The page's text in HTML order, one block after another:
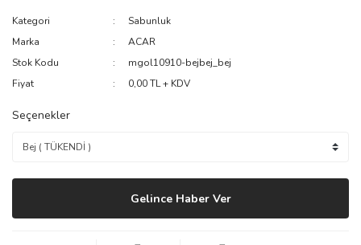
Kategori
Sabunluk
Marka
ACAR
Stok Kodu
mgol10910-bejbej_bej
Fiyat
0,00 TL + KDV
Seçenekler
Gelince Haber Ver